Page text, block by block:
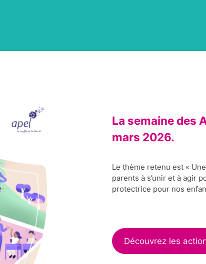
La semaine des
mars 2026.
Le thème retenu est «
parents à s’unir et à agir
protectrice pour nos
Découvrez les